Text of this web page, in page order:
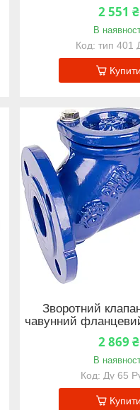
2 551 ₴
В
тип 401
Купити
Зворотний
чавунний
2 869 ₴
В
Ду 65
Купити